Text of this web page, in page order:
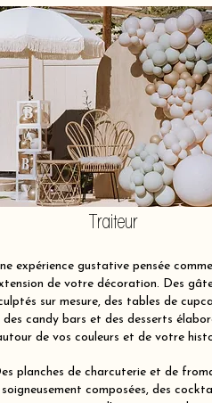
Traiteur
expérience gustative pensée
de votre décoration. Des
sur mesure, des tables de
des candy bars et des desserts
de vos couleurs et de votre
planches de charcuterie et de
soigneusement composées, des